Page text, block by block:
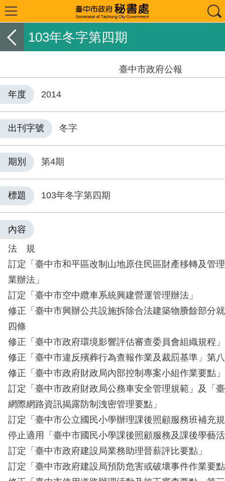
103年冬字第四期
臺中市政府公報
年度 2014
出刊字號 冬字
期別 第4期
標題 103年冬字第四期
內容
法 規
訂定「臺中市和平區改制山地原住民區財產移轉及管
業辦法」
訂定「臺中市空中纜車系統興建營運管理辦法」
修正「臺中市興辦公共設施拆除合法建築物賸餘部分
四條
修正「臺中市政府環境影響評估審查委員會組織規程
修正「臺中市違反殯葬行為查報作業及裁罰基準」第
修正「臺中市政府財政局內部控制專案小組作業要點」
訂定「臺中市政府財政局公務車安全管理規範」及「
網際網路資訊揭露防制洩密管理要點」
訂定「臺中市公立國民小學辦理課後照顧服務班補充
停止適用「臺中市國民小學課後照顧服務及課後學藝
訂定「臺中市政府建設局業務助理晉薪評比要點」
訂定「臺中市政府建設局預防危害或破壞事件作業要